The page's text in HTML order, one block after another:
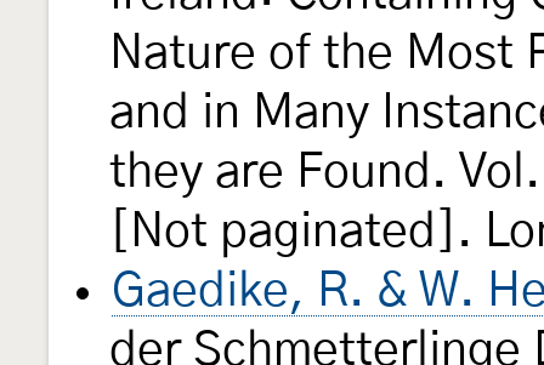
Nature of the Most
and in Many
they are Found.
[Not paginated].
Gaedike, R. & W.
der Schmetterlinge